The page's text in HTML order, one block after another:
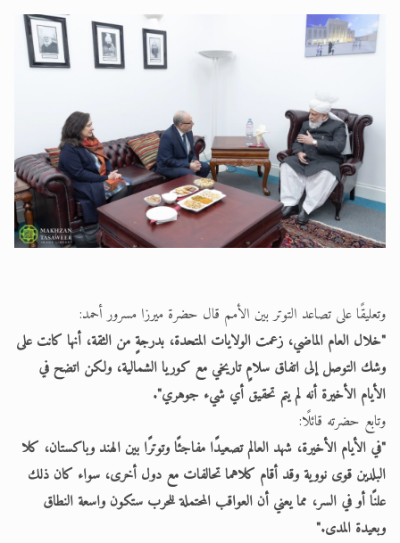
وتعليقًا على تصاعد التوتر بين الأمم قال حضرة ميرزا مسرور أحمد:
"خلال العام الماضي، زعمت الولايات المتحدة، بدرجةٍ من الثقة، أنها كانت على
وشك التوصل إلى اتفاق سلامٍ تاريخي مع كوريا الشمالية، ولكن اتضح في
الأيام الأخيرة أنه لم يتم تحقيق أي شيء جوهري".
وتابع حضرته قائلًا:
"في الأيام الأخيرة، شهد العالم تصعيدًا مفاجئًا وتوترًا بين الهند وباكستان، كلا
البلدين قوى نووية وقد أقام كلاهما تحالفات مع دول أخرى، سواء كان ذلك
علنًا أو في السر، مما يعني أن العواقب المحتملة للحرب ستكون واسعة النطاق
وبعيدة المدى."